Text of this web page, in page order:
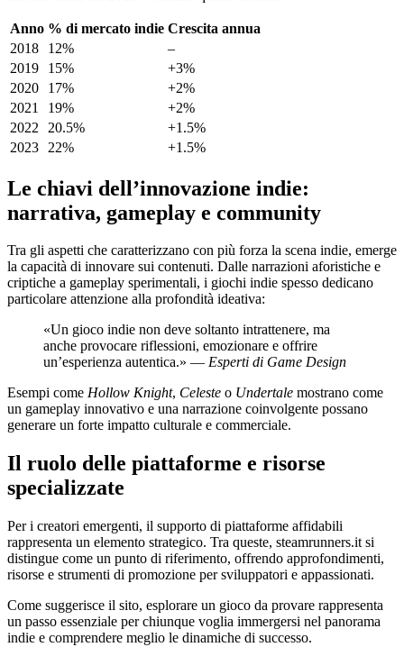
Anno % di mercato indie Crescita annua
2018
12%
–
2019
15%
+3%
2020
17%
+2%
2021
19%
+2%
2022
20.5%
+1.5%
2023
22% +1.5%
Le chiavi dell’innovazione indie:
narrativa, gameplay e community
Tra gli aspetti che caratterizzano con più forza la scena indie, emerge
la capacità di innovare sui contenuti. Dalle narrazioni aforistiche e
criptiche a gameplay sperimentali, i giochi indie spesso dedicano
particolare attenzione alla profondità ideativa:
«Un gioco indie non deve soltanto intrattenere, ma
anche provocare riflessioni, emozionare e offrire
un’esperienza autentica.» — Esperti di Game Design
Esempi come Hollow Knight, Celeste o Undertale mostrano come
un gameplay innovativo e una narrazione coinvolgente possano
generare un forte impatto culturale e commerciale.
Il ruolo delle piattaforme e risorse
specializzate
Per i creatori emergenti, il supporto di piattaforme affidabili
rappresenta un elemento strategico. Tra queste, steamrunners.it si
distingue come un punto di riferimento, offrendo approfondimenti,
risorse e strumenti di promozione per sviluppatori e appassionati.
Come suggerisce il sito, esplorare un gioco da provare rappresenta
un passo essenziale per chiunque voglia immergersi nel panorama
indie e comprendere meglio le dinamiche di successo.